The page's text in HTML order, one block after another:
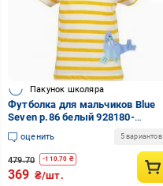
Пакунок школяра
Футболка для мальчиков Blue
Seven р.86 белый 928180-
00/0001
оценить 5 вариантов
479.70 -110.70 ₴
369 ₴/шт.